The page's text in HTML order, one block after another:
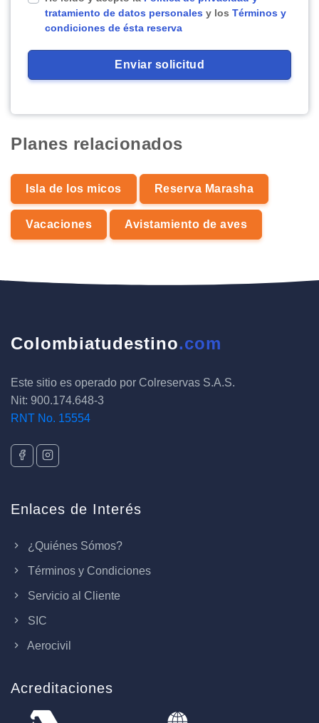
tratamiento de datos personales y los Términos y
condiciones de ésta reserva
Planes relacionados
Isla de los micos Reserva Marasha
Vacaciones Avistamiento de aves
Colombiatudestino.com
Este sitio es operado por Colreservas S.A.S.
Nit: 900.174.648-3
RNT No. 15554
Enlaces de Interés
¿Quiénes Sómos?
Términos y Condiciones
Servicio al Cliente
SIC
Aerocivil
Acreditaciones